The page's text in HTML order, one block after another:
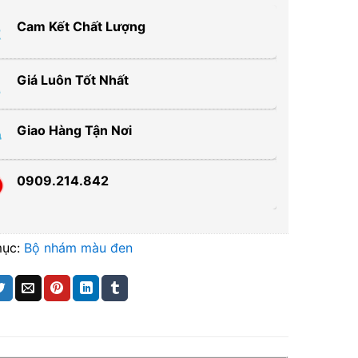
Cam Kết Chất Lượng
Giá Luôn Tốt Nhất
Giao Hàng Tận Nơi
0909.214.842
Bộ nhám màu đen